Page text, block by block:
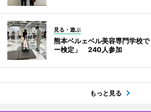
見る・遊ぶ
熊本ベルェベル美容専門学校
ー検定」 240人参加
もっと見る